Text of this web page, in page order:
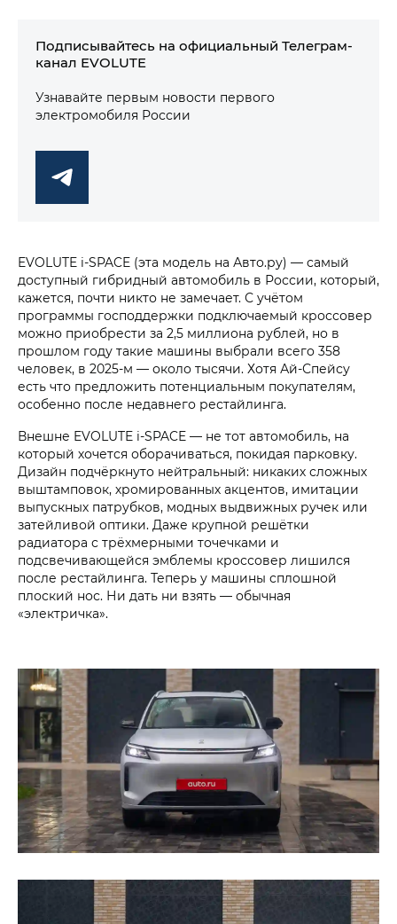
Подписывайтесь на официальный Телеграм-
канал EVOLUTE
Узнавайте первым новости первого
электромобиля России
EVOLUTE i‑SPACE (эта модель на Авто.ру) — самый
доступный гибридный автомобиль в России, который,
кажется, почти никто не замечает. С учётом
программы господдержки подключаемый кроссовер
можно приобрести за 2,5 миллиона рублей, но в
прошлом году такие машины выбрали всего 358
человек, в 2025-м — около тысячи. Хотя Ай-Спейсу
есть что предложить потенциальным покупателям,
особенно после недавнего рестайлинга.
Внешне EVOLUTE i‑SPACE — не тот автомобиль, на
который хочется оборачиваться, покидая парковку.
Дизайн подчёркнуто нейтральный: никаких сложных
выштамповок, хромированных акцентов, имитации
выпускных патрубков, модных выдвижных ручек или
затейливой оптики. Даже крупной решётки
радиатора с трёхмерными точечками и
подсвечивающейся эмблемы кроссовер лишился
после рестайлинга. Теперь у машины сплошной
плоский нос. Ни дать ни взять — обычная
«электричка».